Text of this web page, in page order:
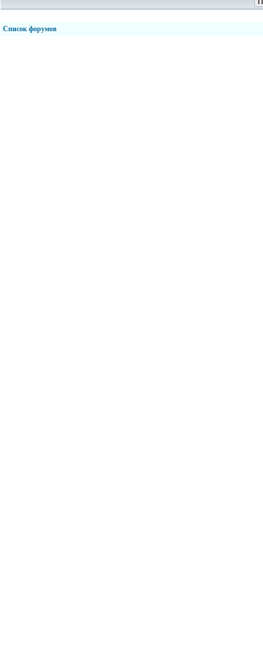
Список форумов